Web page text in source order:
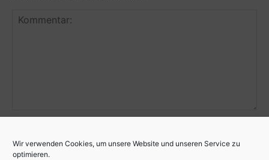
Wir verwenden Cookies, um unsere Website und unseren Service zu
optimieren.